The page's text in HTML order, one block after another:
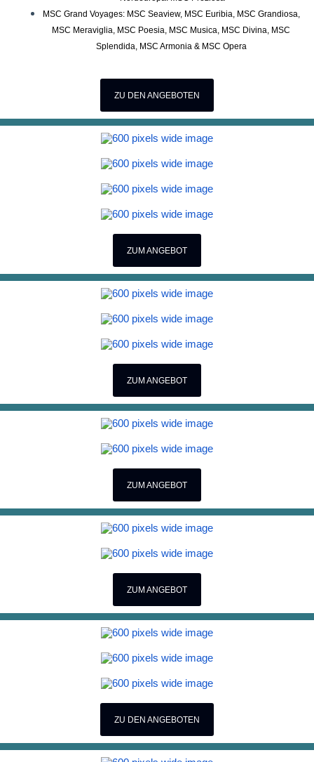
MSC Grand Voyages: MSC Seaview, MSC Euribia, MSC Grandiosa,
MSC Meraviglia, MSC Poesia, MSC Musica, MSC Divina, MSC
Splendida, MSC Armonia & MSC Opera
ZU DEN ANGEBOTEN
ZUM ANGEBOT
ZUM ANGEBOT
ZUM ANGEBOT
ZUM ANGEBOT
ZU DEN ANGEBOTEN